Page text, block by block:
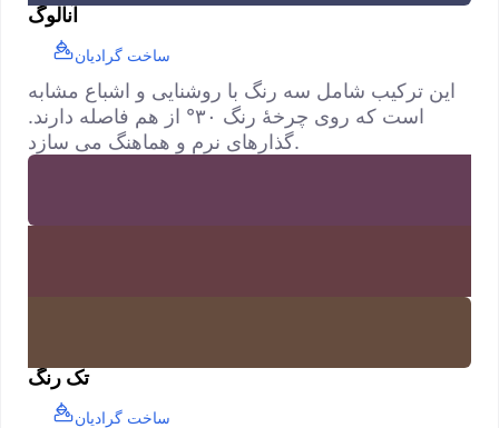
آنالوگ
ساخت گرادیان
این ترکیب شامل سه رنگ با روشنایی و اشباع مشابه
است که روی چرخهٔ رنگ ۳۰° از هم فاصله دارند.
گذارهای نرم و هماهنگ می سازد.
تک رنگ
ساخت گرادیان